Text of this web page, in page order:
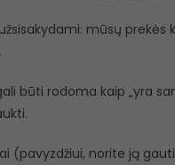
mūsų prekės
būti rodoma kaip „yra
(pavyzdžiui, norite ją